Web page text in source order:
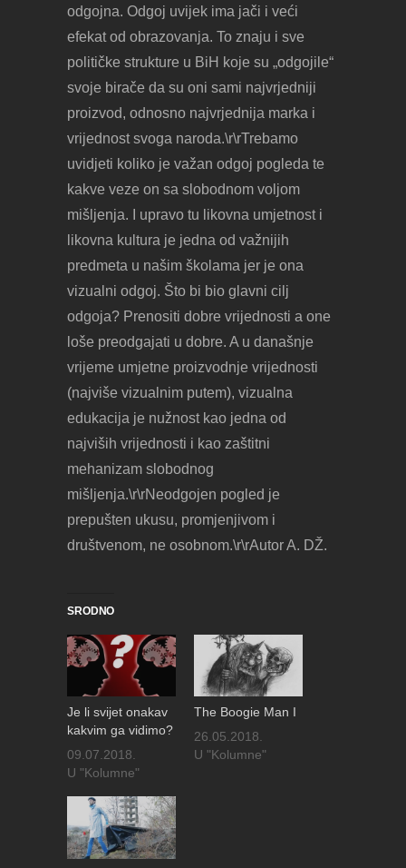
odgojna. Odgoj uvijek ima jači i veći
efekat od obrazovanja. To znaju i sve
političke strukture u BiH koje su „odgojile“
svoje birače da su oni sami najvrjedniji
proizvod, odnosno najvrjednija marka i
vrijednost svoga naroda.\r\rTrebamo
uvidjeti koliko je važan odgoj pogleda te
kakve veze on sa slobodnom voljom
mišljenja. I upravo tu likovna umjetnost i
likovna kultura je jedna od važnijih
predmeta u našim školama jer je ona
vizualni odgoj. Što bi bio glavni cilj
odgoja? Prenositi dobre vrijednosti a one
loše preodgajati u dobre. A u današnje
vrijeme umjetne proizvodnje vrijednosti
(najviše vizualnim putem), vizualna
edukacija je nužnost kao jedna od
najviših vrijednosti i kao zaštitni
mehanizam slobodnog
mišljenja.\r\rNeodgojen pogled je
prepušten ukusu, promjenjivom i
društvenom, ne osobnom.\r\rAutor A. DŽ.
SRODNO
Je li svijet onakav
kakvim ga vidimo?
09.07.2018.
U "Kolumne"
The Boogie Man I
26.05.2018.
U "Kolumne"